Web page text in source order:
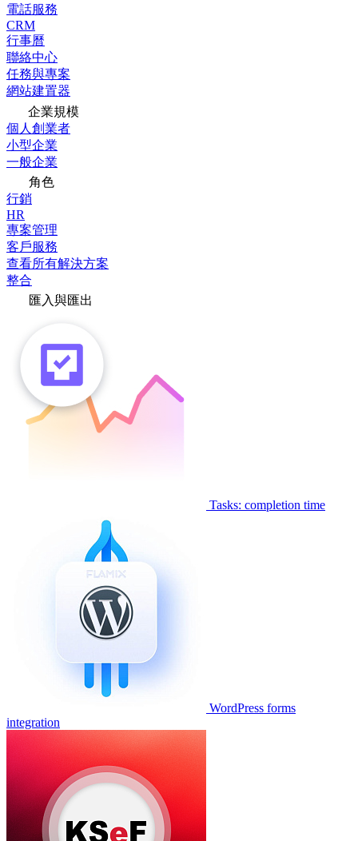
電話服務
CRM
行事曆
聯絡中心
任務與專案
網站建置器
企業規模
個人創業者
小型企業
一般企業
角色
行銷
HR
專案管理
客戶服務
查看所有解決方案
整合
匯入與匯出
Tasks: completion time
WordPress forms
integration